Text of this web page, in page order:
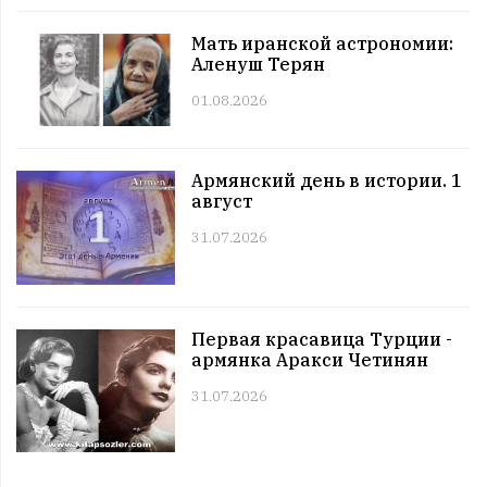
11:00 | 11.07 | 1026
ЗНАМЕНИТОСТИ
Именниники. 11 июль
10:00 | 11.07 | 1001
АРМЯНЕ
Армянский день в истории. 11 июль
Все праздники. 11 июль
08:00 | 11.07 | 983|
ГОРОСКОПЫ
Четверг. 11 июль
12:00 | 10.07 | 1022
Этот день в истории. 10 июль
11:00 | 10.07 | 1008
Именниники. 10 июль
10:00 | 10.07 | 986|
Армянский день в истории. 10 июль
09:00 | 10.07 |
989|
Все праздники. 10 июль
Мать иранской астрономии:
Аленуш Терян
01.08.2026
Армянский день в истории. 1
август
31.07.2026
Первая красавица Турции -
армянка Аракси Четинян
31.07.2026